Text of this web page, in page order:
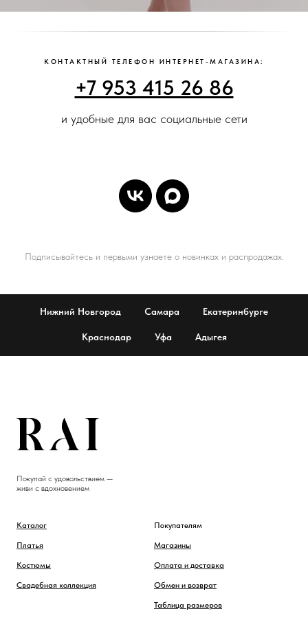
КОНТАКТНЫЙ ТЕЛЕФОН ИНТЕРНЕТ-МАГАЗИНА:
+7 953 415 26 86
и удобные для вас социальные сети
Подписывайтесь и первыми узнаете о новинках и распродажах.
Нижний Новгород Самара Екатеринбурге
Краснодар Уфа Адыгея
Покупай с удовольствием —
живи с вдохновением
Каталог
Платья
Костюмы
Свадебная коллекция
Покупателям
Магазины
Оплата и доставка
Обмен и возврат
Таблица размеров